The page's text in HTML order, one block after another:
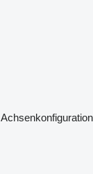
Achsenkonfiguration